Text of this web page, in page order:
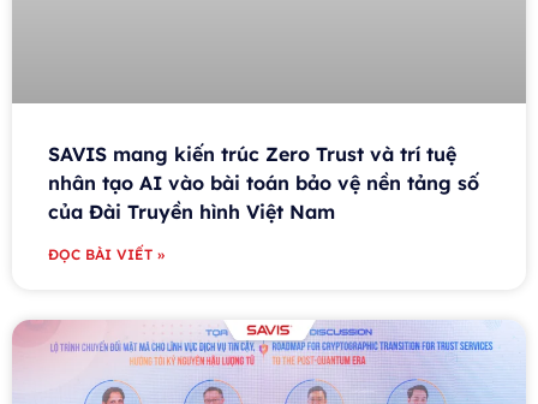
SAVIS mang kiến trúc Zero Trust và trí tuệ
nhân tạo AI vào bài toán bảo vệ nền tảng số
của Đài Truyền hình Việt Nam
ĐỌC BÀI VIẾT »